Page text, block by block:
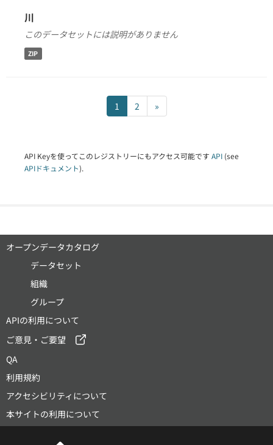
川
このデータセットには説明がありません
ZIP
1 2 »
API Keyを使ってこのレジストリーにもアクセス可能です API (see
APIドキュメント).
オープンデータカタログ
データセット
組織
グループ
APIの利用について
ご意見・ご要望
QA
利用規約
アクセシビリティについて
本サイトの利用について